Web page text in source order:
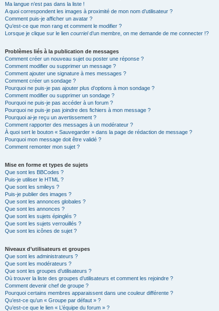
Ma langue n’est pas dans la liste !
A quoi correspondent les images à proximité de mon nom d’utilisateur ?
Comment puis-je afficher un avatar ?
Qu’est-ce que mon rang et comment le modifier ?
Lorsque je clique sur le lien courrield’un membre, on me demande de me connecter !?
Problèmes liés à la publication de messages
Comment créer un nouveau sujet ou poster une réponse ?
Comment modifier ou supprimer un message ?
Comment ajouter une signature à mes messages ?
Comment créer un sondage ?
Pourquoi ne puis-je pas ajouter plus d’options à mon sondage ?
Comment modifier ou supprimer un sondage ?
Pourquoi ne puis-je pas accéder à un forum ?
Pourquoi ne puis-je pas joindre des fichiers à mon message ?
Pourquoi ai-je reçu un avertissement ?
Comment rapporter des messages à un modérateur ?
À quoi sert le bouton « Sauvegarder » dans la page de rédaction de message ?
Pourquoi mon message doit être validé ?
Comment remonter mon sujet ?
Mise en forme et types de sujets
Que sont les BBCodes ?
Puis-je utiliser le HTML ?
Que sont les smileys ?
Puis-je publier des images ?
Que sont les annonces globales ?
Que sont les annonces ?
Que sont les sujets épinglés ?
Que sont les sujets verrouillés ?
Que sont les icônes de sujet ?
Niveaux d’utilisateurs et groupes
Que sont les administrateurs ?
Que sont les modérateurs ?
Que sont les groupes d’utilisateurs ?
Où trouver la liste des groupes d’utilisateurs et comment les rejoindre ?
Comment devenir chef de groupe ?
Pourquoi certains membres apparaissent dans une couleur différente ?
Qu’est-ce qu’un « Groupe par défaut » ?
Qu’est-ce que le lien « L’équipe du forum » ?